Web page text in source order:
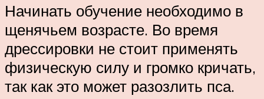
Начинать обучение необходимо в
щенячьем возрасте. Во время
дрессировки не стоит применять
физическую силу и громко кричать,
так как это может разозлить пса.